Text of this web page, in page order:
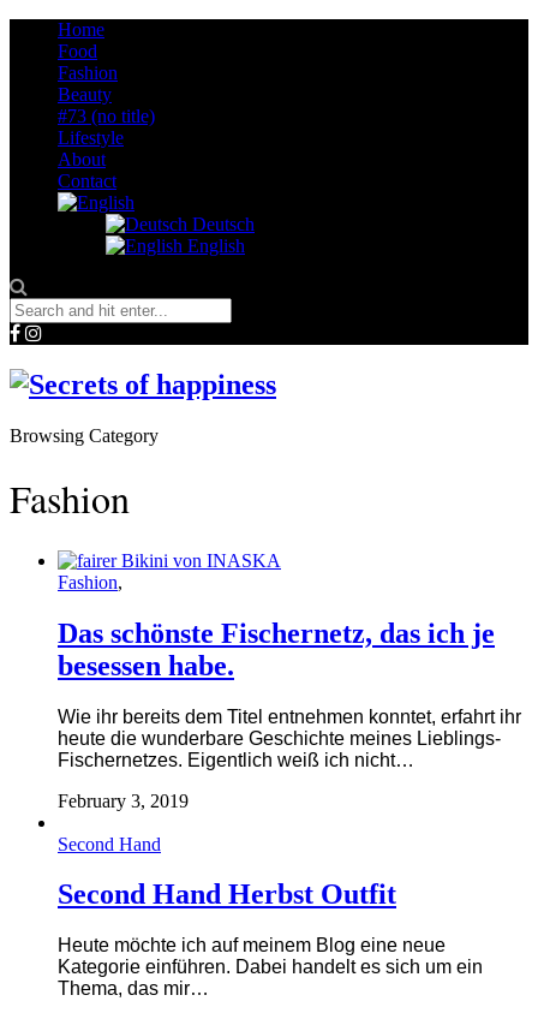
Home
Food
Fashion
Beauty
#73 (no title)
Lifestyle
About
Contact
Deutsch
English
Browsing Category
Fashion
Fashion,
Das schönste Fischernetz, das ich je
besessen habe.
Wie ihr bereits dem Titel entnehmen konntet, erfahrt ihr
heute die wunderbare Geschichte meines Lieblings-
Fischernetzes. Eigentlich weiß ich nicht…
February 3, 2019
Second Hand
Second Hand Herbst Outfit
Heute möchte ich auf meinem Blog eine neue
Kategorie einführen. Dabei handelt es sich um ein
Thema, das mir…